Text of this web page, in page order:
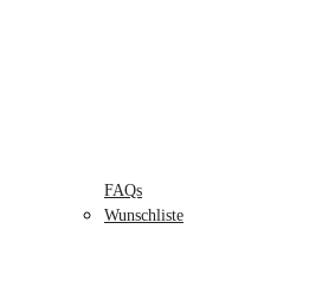
FAQs
Wunschliste